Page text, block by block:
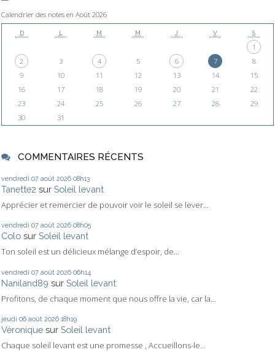
Calendrier des notes en Août 2026
D L M M J V S
1
2
3 4 5 6 7
8
9
10 11 12 13 14
15
16
17 18 19 20 21
22
23
24 25 26 27 28
29
30
31
COMMENTAIRES RÉCENTS
vendredi 07 août 2026 08h13
Tanette2 sur Soleil levant
Apprécier et remercier de pouvoir voir le soleil se lever...
vendredi 07 août 2026 08h05
Colo sur Soleil levant
Ton soleil est un délicieux mélange d’espoir, de...
vendredi 07 août 2026 06h14
Naniland89 sur Soleil levant
Profitons, de chaque moment que nous offre la vie, car la...
jeudi 06 août 2026 18h19
Véronique sur Soleil levant
Chaque soleil levant est une promesse , Accueillons-le...